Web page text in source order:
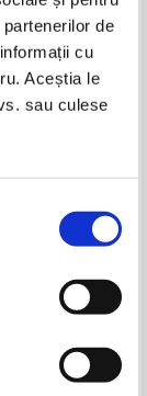
de
cu
Aceștia le
sau culese
-50%
- Atelierul de foc